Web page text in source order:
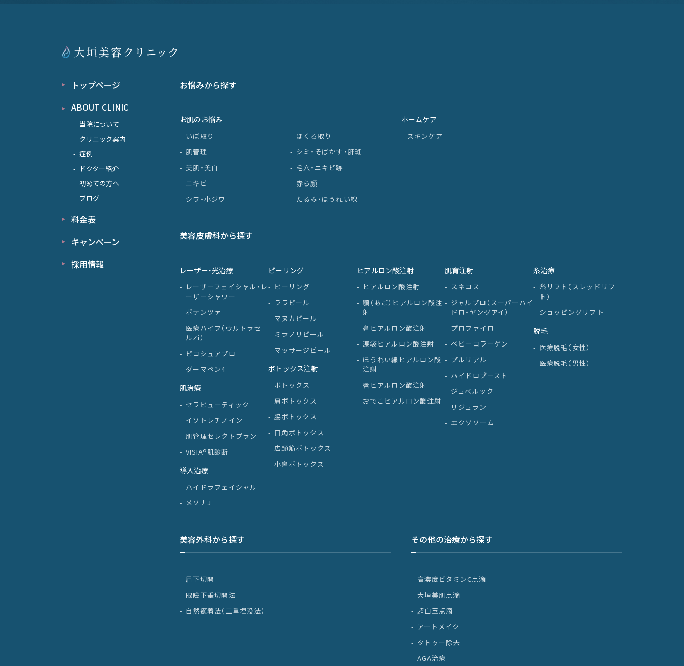
トップページ
ABOUT CLINIC
当院について
クリニック案内
症例
ドクター紹介
初めての方へ
ブログ
料金表
キャンペーン
採用情報
お悩みから探す
お肌のお悩み
いぼ取り
ほくろ取り
肌管理
シミ・そばかす・肝斑
美肌・美白
毛穴・ニキビ跡
ニキビ
赤ら顔
シワ・小ジワ
たるみ・ほうれい線
ホームケア
スキンケア
美容皮膚科から探す
レーザー・光治療
レーザーフェイシャル・レ
ーザーシャワー
ポテンツァ
医療ハイフ（ウルトラセ
ルZi）
ピコシュアプロ
ダーマペン4
肌治療
セラピューティック
イソトレチノイン
肌管理セレクトプラン
VISIA®肌診断
導入治療
ハイドラフェイシャル
メソナJ
ピーリング
ピーリング
ララピール
マヌカピール
ミラノリピール
マッサージピール
ボトックス注射
ボトックス
肩ボトックス
脇ボトックス
口角ボトックス
広頚筋ボトックス
小鼻ボトックス
ヒアルロン酸注射
ヒアルロン酸注射
顎（あご）ヒアルロン酸注
射
鼻ヒアルロン酸注射
涙袋ヒアルロン酸注射
ほうれい線ヒアルロン酸
注射
唇ヒアルロン酸注射
おでこヒアルロン酸注射
肌育注射
スネコス
ジャルプロ（スーパーハイ
ドロ・ヤングアイ）
プロファイロ
ベビーコラーゲン
プルリアル
ハイドロブースト
ジュべルック
リジュラン
エクソソーム
糸治療
糸リフト（スレッドリフ
ト）
ショッピングリフト
脱毛
医療脱毛（女性）
医療脱毛（男性）
美容外科から探す
眉下切開
眼瞼下垂切開法
自然癒着法（二重埋没法）
その他の治療から探す
高濃度ビタミンC点滴
大垣美肌点滴
超白玉点滴
アートメイク
タトゥー除去
AGA治療